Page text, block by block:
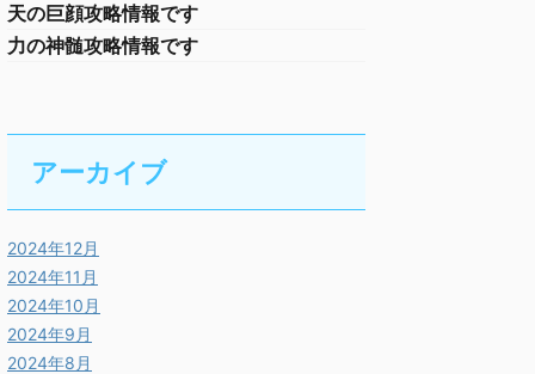
天の巨顔攻略情報です
力の神髄攻略情報です
アーカイブ
2024年12月
2024年11月
2024年10月
2024年9月
2024年8月